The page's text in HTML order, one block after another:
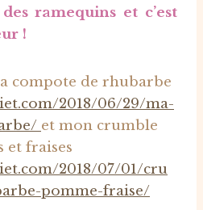
ramequins et c’est
!
compote de rhubarbe
2018/06/29/ma-
et mon crumble
et fraises
2018/07/01/cru
pomme-fraise/